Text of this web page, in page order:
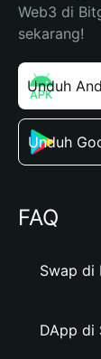
Web3 di
sekarang!
Unduh
Unduh
FAQ
Swap di
DApp di